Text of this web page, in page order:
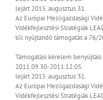
lejárt 2015. augusztus 31.
Az Európai Mezőgazdasági
Vidékfejlesztési Stratégiák
től nyújtandó támogatás a 76/
Támogatási kérelem benyújtási
2011.09.30-2011.12.05.
lejárt 2015. augusztus 31.
Az Európai Mezőgazdasági
Vidékfejlesztési Stratégiák